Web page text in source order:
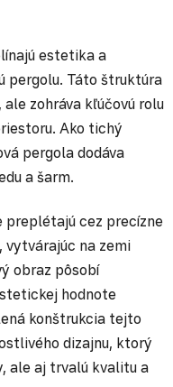
estetika a
pergolu. Táto štruktúra
zohráva kľúčovú rolu
Ako tichý
pergola dodáva
a šarm.
preplétajú cez precízne
vytvárajúc na zemi
obraz pôsobí
hodnote
konštrukcia tejto
dizajnu, ktorý
ale aj trvalú kvalitu a